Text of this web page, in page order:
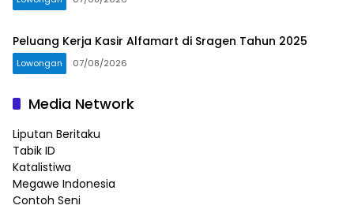
Peluang Kerja Kasir Alfamart di Sragen Tahun 2025
Lowongan 07/08/2026
Media Network
Liputan Beritaku
Tabik ID
Katalistiwa
Megawe Indonesia
Contoh Seni